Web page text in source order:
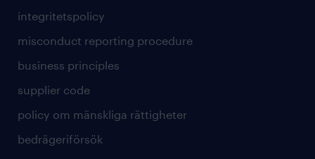
integritetspolicy
misconduct reporting procedure
business principles
supplier code
policy om mänskliga rättigheter
bedrägeriförsök